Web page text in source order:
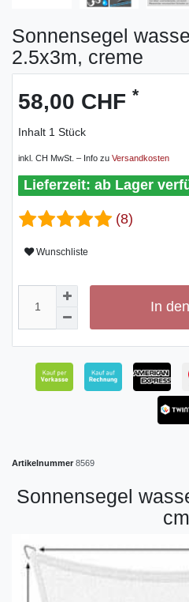
Sonnensegel
2.5x3m, creme
58,00 CHF *
Inhalt 1 Stück
inkl. CH MwSt. – Info zu Versandkosten
ab Lager
(8)
Wunschliste
In
Artikelnummer 8569
Sonnensegel
cm